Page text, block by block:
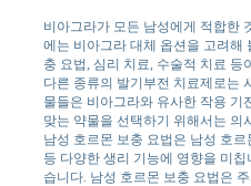
비아그라가 모든 남성에게 적합한
에는 비아그라 대체 옵션을 고려해
충 요법, 심리 치료, 수술적 치료 등
다른 종류의 발기부전 치료제로는
물들은 비아그라와 유사한 작용 기
맞는 약물을 선택하기 위해서는 의
남성 호르몬 보충 요법은 남성 호
등 다양한 생리 기능에 영향을 미
습니다. 남성 호르몬 보충 요법은